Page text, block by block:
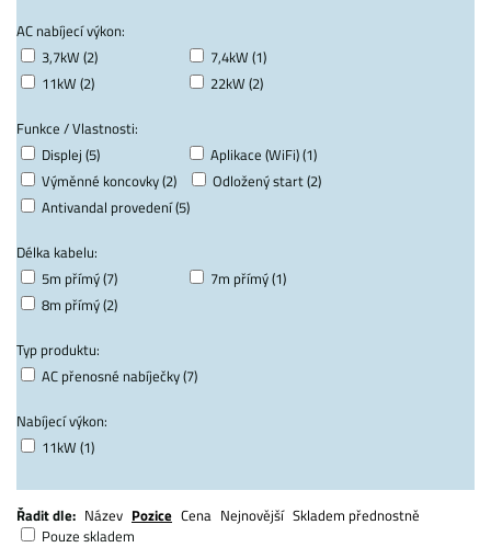
AC nabíjecí výkon:
3,7kW (2)
7,4kW (1)
11kW (2)
22kW (2)
Funkce / Vlastnosti:
Displej (5)
Aplikace (WiFi) (1)
Výměnné koncovky (2)
Odložený start (2)
Antivandal provedení (5)
Délka kabelu:
5m přímý (7)
7m přímý (1)
8m přímý (2)
Typ produktu:
AC přenosné nabíječky (7)
Nabíjecí výkon:
11kW (1)
Řadit dle: Název Pozice Cena Nejnovější Skladem přednostně
Pouze skladem